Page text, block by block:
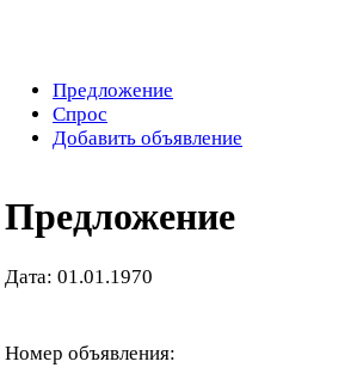
Предложение
Спрос
Добавить объявление
Предложение
Дата: 01.01.1970
Номер объявления: